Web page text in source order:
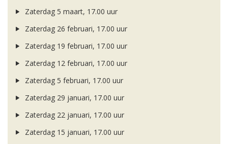
Zaterdag 5 maart, 17.00 uur
Zaterdag 26 februari, 17.00 uur
Zaterdag 19 februari, 17.00 uur
Zaterdag 12 februari, 17.00 uur
Zaterdag 5 februari, 17.00 uur
Zaterdag 29 januari, 17.00 uur
Zaterdag 22 januari, 17.00 uur
Zaterdag 15 januari, 17.00 uur